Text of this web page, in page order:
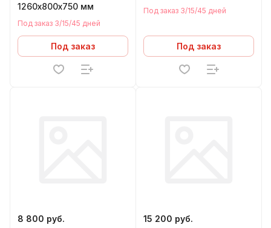
продукция соответствует строгим
нормам безопасности Европейского
союза. Это подтверждается
Сертификатом Соответствия СЕ,
полученным заводом в 2021 году.
1260х800х750 мм
Под заказ 3/15/45 дней
Под заказ
Под заказ 3/15/45 дней
Под заказ
8 800 руб.
15 200 руб.